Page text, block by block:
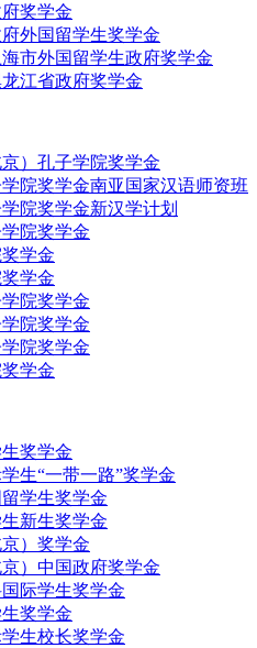
奖学金
外国留学生奖学金
海市外国留学生政府奖学金
江省政府奖学金
）孔子学院奖学金
院奖学金南亚国家汉语师资班
院奖学金新汉学计划
院奖学金
学金
学金
院奖学金
院奖学金
院奖学金
学金
奖学金
生“一带一路”奖学金
学生奖学金
新生奖学金
）奖学金
）中国政府奖学金
际学生奖学金
奖学金
生校长奖学金